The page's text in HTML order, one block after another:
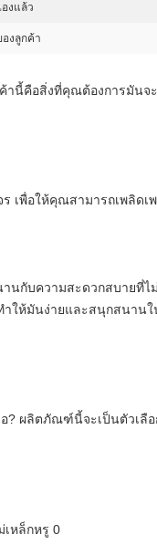
งแล้ว
งลูกค้า
ค้านี้คือสิ่งที่คุณต้องการมั
พื่อให้คุณสามารถเพลิดเ
นกับความสะดวกสบายที่
ให้มันง่ายและสนุกสนา
? ผลิตภัณฑ์นี้จะเป็นตัวเ